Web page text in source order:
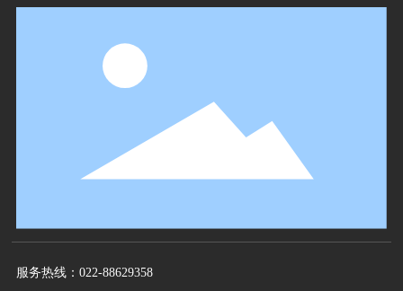
服务热线： 022-88629358